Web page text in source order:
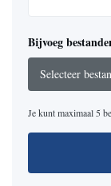
Bijvoeg
Selecteer
Je kunt maximaal 5